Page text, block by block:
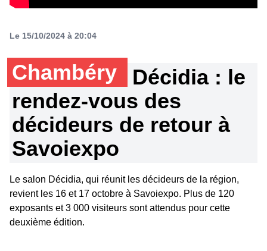
Le 15/10/2024 à 20:04
Chambéry
Décidia : le
rendez-vous des
décideurs de retour à
Savoiexpo
Le salon Décidia, qui réunit les décideurs de la région,
revient les 16 et 17 octobre à Savoiexpo. Plus de 120
exposants et 3 000 visiteurs sont attendus pour cette
deuxième édition.